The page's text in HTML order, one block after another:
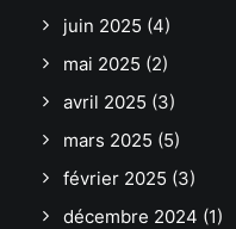
juin 2025 (4)
mai 2025 (2)
avril 2025 (3)
mars 2025 (5)
février 2025 (3)
décembre 2024 (1)